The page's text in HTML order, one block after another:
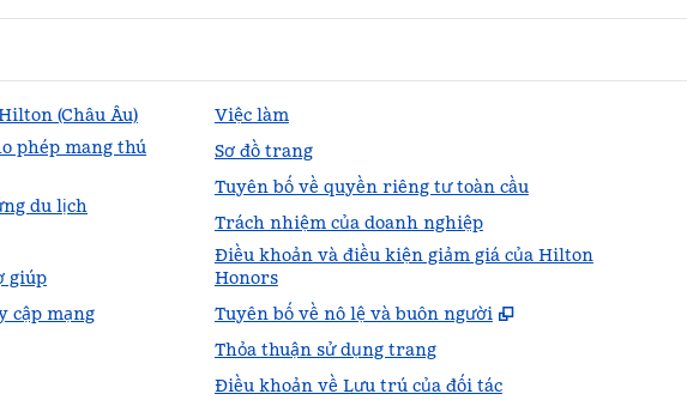
(Châu Âu)
phép mang thú
du lịch
giúp
cập mạng
Việc làm
Sơ đồ trang
Tuyên bố về quyền riêng tư toàn cầu
Trách nhiệm của doanh nghiệp
Điều khoản và điều kiện giảm giá của Hilton
Honors
Tuyên bố về nô lệ và buôn người
,
Thỏa thuận sử dụng trang
Điều khoản về Lưu trú của đối tác